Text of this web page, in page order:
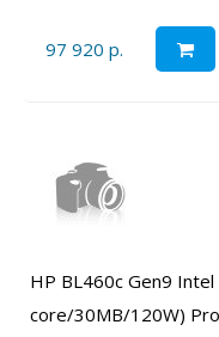
97 920 р.
HP BL460c Gen9
core/30MB/120W)